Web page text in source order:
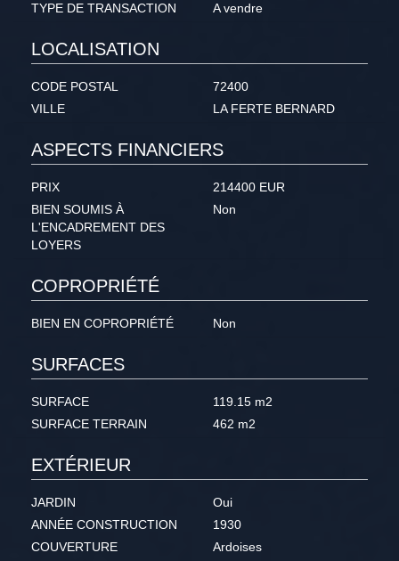
TYPE DE TRANSACTION
A vendre
LOCALISATION
CODE POSTAL
72400
VILLE
LA FERTE BERNARD
ASPECTS FINANCIERS
PRIX
214400 EUR
BIEN SOUMIS À
L'ENCADREMENT DES
LOYERS
Non
COPROPRIÉTÉ
BIEN EN COPROPRIÉTÉ Non
SURFACES
SURFACE
119.15 m2
SURFACE TERRAIN
462 m2
EXTÉRIEUR
JARDIN
Oui
ANNÉE CONSTRUCTION
1930
COUVERTURE
Ardoises